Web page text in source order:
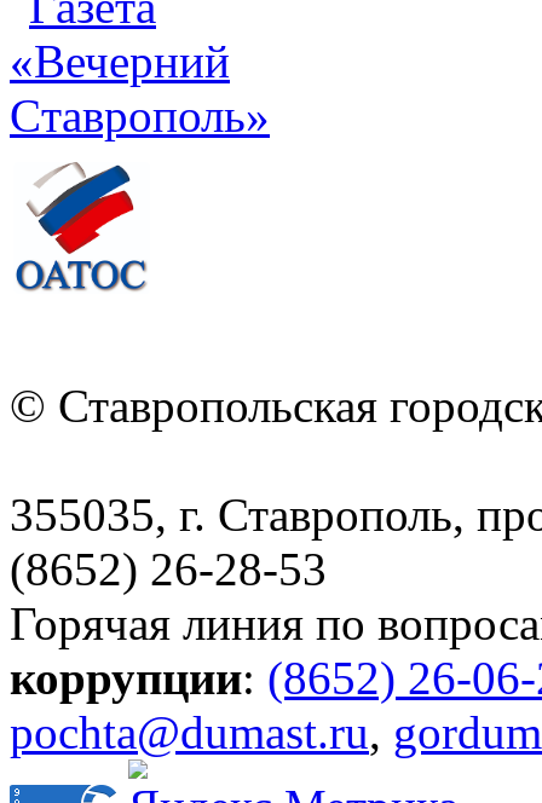
© Ставропольская
355035, г. Ставрополь,
(8652) 26-28-53
Горячая линия по
коррупции: (8652) 26-
pochta@dumast.ru,